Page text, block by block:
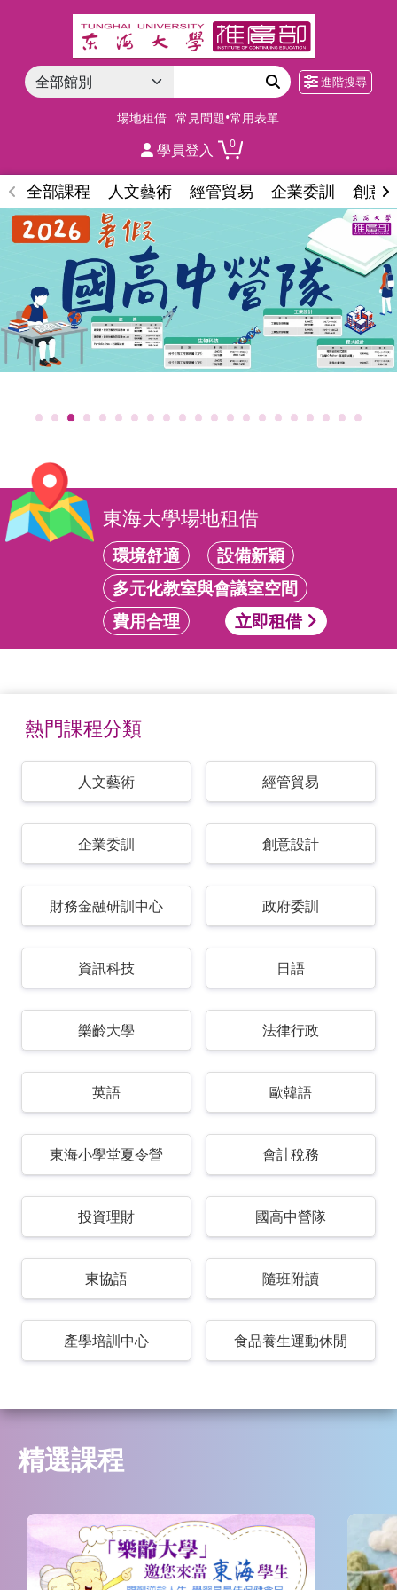
進階搜尋
場地租借 常見問題•常用表單
學員登入 0
全部課程 人文藝術 經管貿易 企業委訓 創意
東海大學場地租借
環境舒適
設備新穎
多元化教室與會議室空間
費用合理
立即租借
熱門課程分類
人文藝術 經管貿易
企業委訓 創意設計
財務金融研訓中心 政府委訓
資訊科技 日語
樂齡大學 法律行政
英語 歐韓語
東海小學堂夏令營 會計稅務
投資理財 國高中營隊
東協語 隨班附讀
產學培訓中心 食品養生運動休閒
精選課程